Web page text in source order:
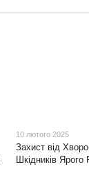
10 лютого 2025
Захист від
Шкідників Ярого